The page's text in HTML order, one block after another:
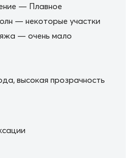
— Плавное
— некоторые участки
— очень мало
высокая прозрачность